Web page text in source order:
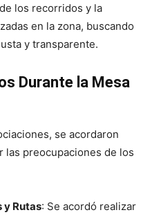
los recorridos y la
en la zona, buscando
y transparente.
Durante la Mesa
se acordaron
las preocupaciones de los
y Rutas: Se acordó realizar